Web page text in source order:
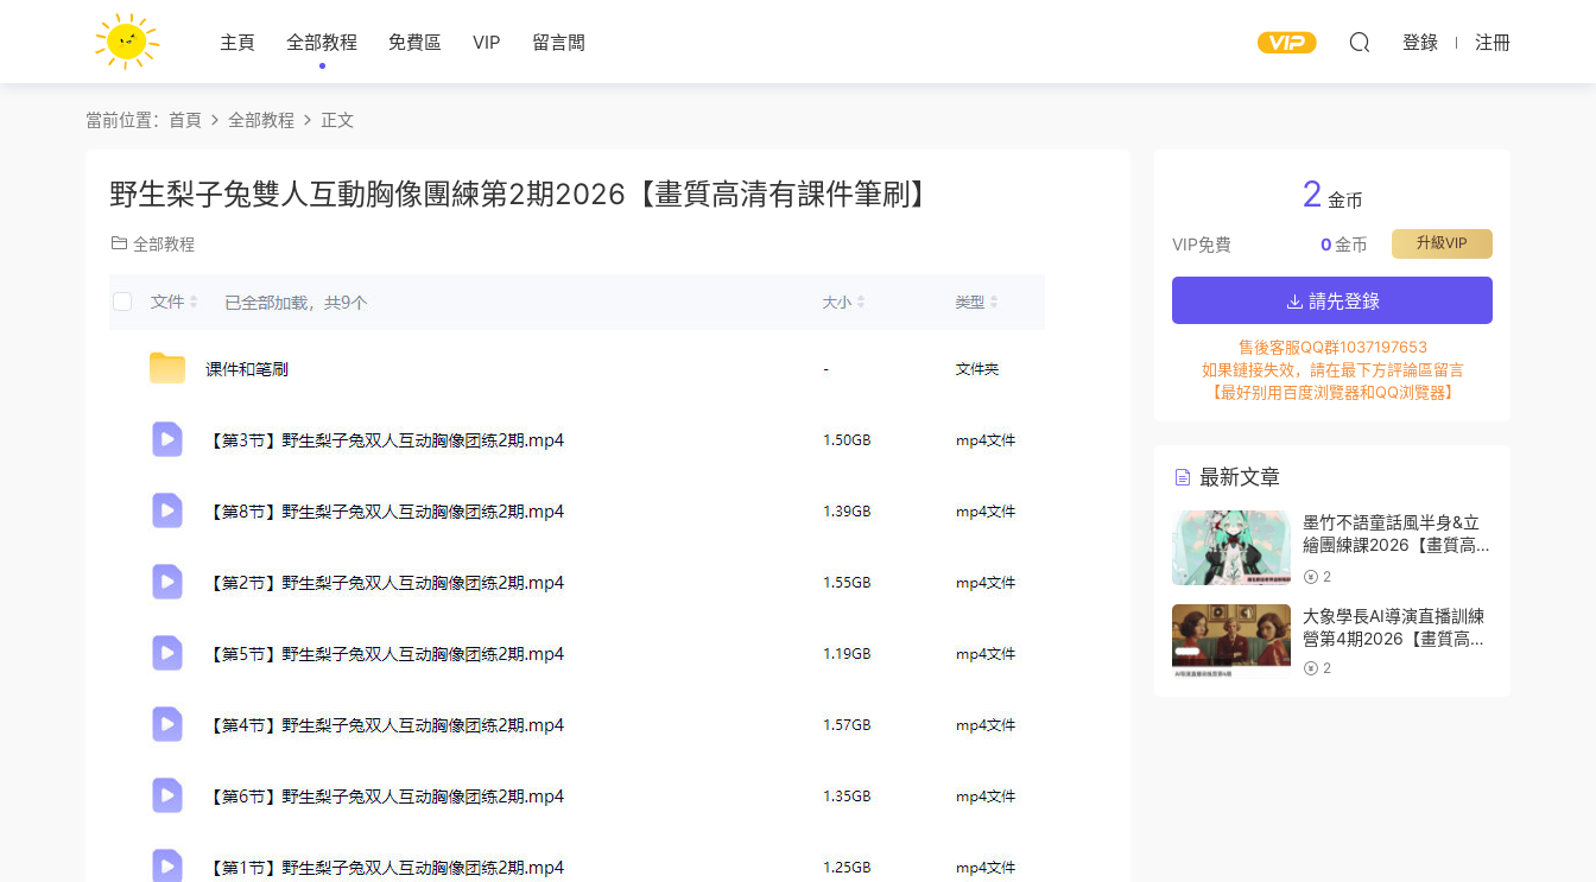
主頁 全部教程 免費區 VIP 留言闆 登錄 注冊
當前位置： 首頁 全部教程 正文
野生梨子兔雙人互動胸像團練第2期2026【畫質高清有課件筆刷】
全部教程
2 金币
VIP免費 升級VIP
0金币
請先登錄
售後客服QQ群1037197653
如果鏈接失效，請在最下方評論區留言
【最好别用百度浏覽器和QQ浏覽器】
最新文章
墨竹不語童話風半身&立
繪團練課2026【畫質高清
有課件筆刷】
2
大象學長AI導演直播訓練
營第4期2026【畫質高清
有資料】
2